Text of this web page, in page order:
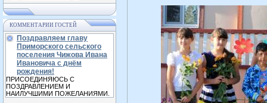
КОММЕНТАРИИ ГОСТЕЙ
Поздравляем главу
Приморского сельского
поселения Чижова Ивана
Ивановича с днём
рождения!
ПРИСОЕДИНЯЮСЬ С
ПОЗДРАВЛЕНИЕМ И
НАИЛУЧШИМИ ПОЖЕЛАНИЯМИ.